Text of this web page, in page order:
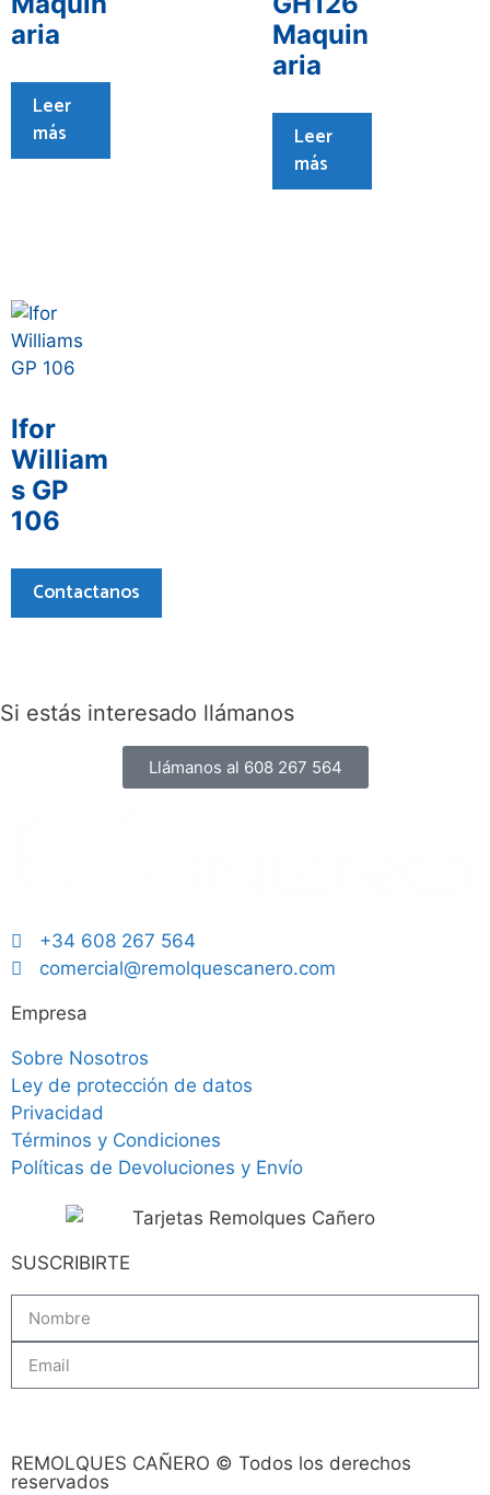
aria
Leer
más
Maquin
aria
Leer
más
Ifor
William
s GP
106
Contactanos
Si estás interesado llámanos
Llámanos al 608 267 564
+34 608 267 564
comercial@remolquescanero.com
Empresa
Sobre Nosotros
Ley de protección de datos
Privacidad
Términos y Condiciones
Políticas de Devoluciones y Envío
SUSCRIBIRTE
REMOLQUES CAÑERO © Todos los derechos
reservados